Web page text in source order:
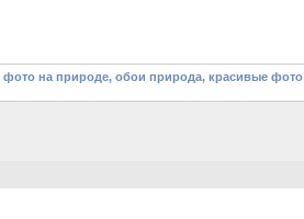
на природе, обои природа, красивые фото